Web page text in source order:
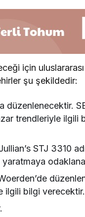
için
şu şekildedir:
düzenlenecektir.
trendleriyle ilgili
STJ 3310
ilgili bilgi verecektir.